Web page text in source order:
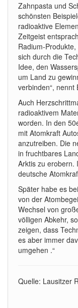
Zahnpasta und
schönsten
radioaktive
Zeitgeist
Radium-
sich durch die
Idee, den
um Land zu
verbinden“, nennt
Auch
radioaktivem
worden. In den
mit Atomkraft
anzutreiben. Die
in fruchtbares
Arktis zu erobern.
deutsche
Später habe es
von der
Wechsel von
völligen Abkehr,
zeigen, dass
es aber immer
umgehen .“
Quelle: Lausitzer